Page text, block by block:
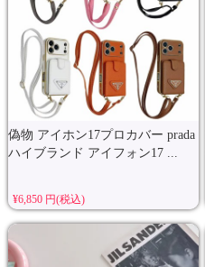
偽物 アイホン17プロカバー prada
ハイブランド アイフォン17 ...
¥6,850 円(税込)